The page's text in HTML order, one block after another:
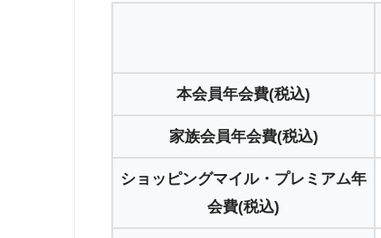
本会員年会費(税込)
家族会員年会費(税込)
ショッピングマイル・プレミアム年
会費(税込)